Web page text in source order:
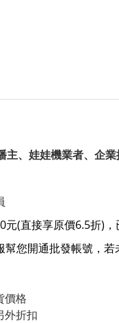
主、娃娃機業者、企
元(直接享原價6.5折)
幫您開通批發帳號，
價格
外折扣